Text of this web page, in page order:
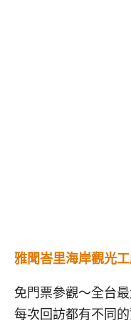
雅聞峇里海岸觀光
免門票參觀～全台
每次回訪都有不同